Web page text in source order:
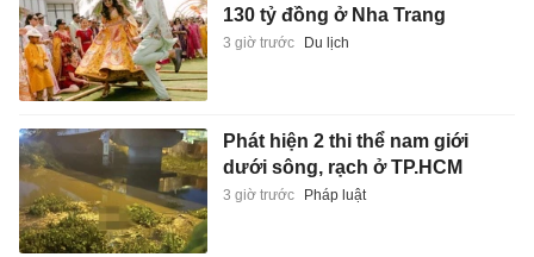
130 tỷ đồng ở Nha Trang
3 giờ trước Du lịch
Phát hiện 2 thi thể nam giới
dưới sông, rạch ở TP.HCM
3 giờ trước Pháp luật